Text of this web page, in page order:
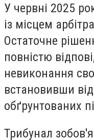
У червні 2025
із місцем
Остаточне
повністю
невиконання
встановивши
обґрунтованих
Трибунал